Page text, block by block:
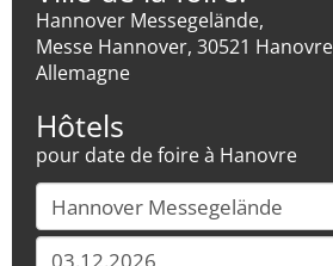
Hannover Messegelände,
Messe Hannover, 30521
Allemagne
Hôtels
pour date de foire à Hanovre